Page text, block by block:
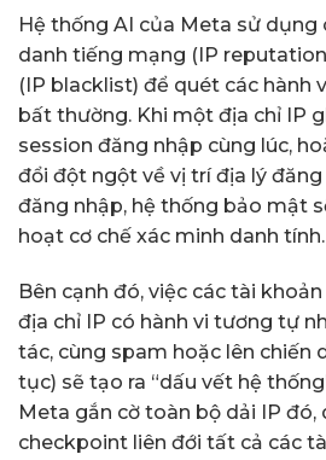
Hệ thống AI của Meta sử dụng
danh tiếng mạng (IP
(IP blacklist) để quét các hành
bất thường. Khi một địa chỉ IP
session đăng nhập cùng lúc,
đổi đột ngột về vị trí địa lý
đăng nhập, hệ thống bảo mật
hoạt cơ chế xác minh danh tính.
Bên cạnh đó, việc các tài
địa chỉ IP có hành vi tương tự
tác, cùng spam hoặc lên chiến
tục) sẽ tạo ra “dấu vết hệ
Meta gắn cờ toàn bộ dải IP đó,
checkpoint liên đới tất cả các